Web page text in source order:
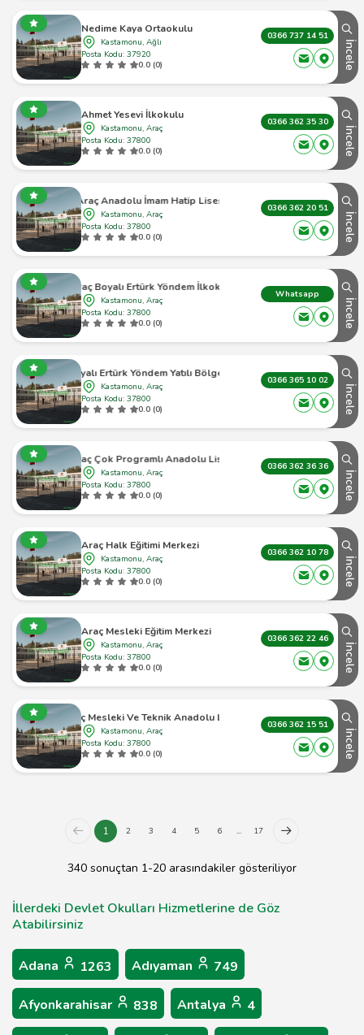
Nedime Kaya Ortaokulu
Kastamonu, Ağlı
Posta Kodu: 37920
0.0 (0)
0366 737 14 51
İncele
Ahmet Yesevi İlkokulu
Kastamonu, Araç
Posta Kodu: 37800
0.0 (0)
0366 362 35 30
İncele
Araç Anadolu İmam Hatip Lisesi
Kastamonu, Araç
Posta Kodu: 37800
0.0 (0)
0366 362 20 51
İncele
Araç Boyalı Ertürk Yöndem İlkokulu
Kastamonu, Araç
Posta Kodu: 37800
0.0 (0)
Whatsapp
İncele
Araç Boyalı Ertürk Yöndem Yatılı Bölge Ortaokulu
Kastamonu, Araç
Posta Kodu: 37800
0.0 (0)
0366 365 10 02
İncele
Araç Çok Programlı Anadolu Lisesi
Kastamonu, Araç
Posta Kodu: 37800
0.0 (0)
0366 362 36 36
İncele
Araç Halk Eğitimi Merkezi
Kastamonu, Araç
Posta Kodu: 37800
0.0 (0)
0366 362 10 78
İncele
Araç Mesleki Eğitim Merkezi
Kastamonu, Araç
Posta Kodu: 37800
0.0 (0)
0366 362 22 46
İncele
Araç Mesleki Ve Teknik Anadolu Lisesi
Kastamonu, Araç
Posta Kodu: 37800
0.0 (0)
0366 362 15 51
İncele
1 2 3 4 5 6 ... 17
340 sonuçtan 1-20 arasındakiler gösteriliyor
İllerdeki Devlet Okulları Hizmetlerine de Göz
Atabilirsiniz
Adana 1263 Adıyaman 749
Afyonkarahisar 838 Antalya 4